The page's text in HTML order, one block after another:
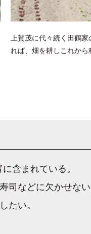
上賀茂に代々続く田鶴
れば、畑を耕しこれから
含まれている。
司などに欠かせない
たい。